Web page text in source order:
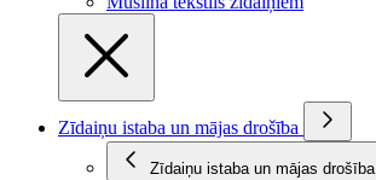
Zīdaiņu istaba un mājas drošība
Zīdaiņu istaba un mājas drošība